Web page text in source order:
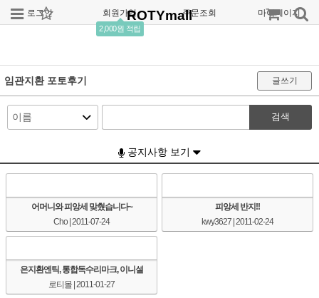
로그인 회원가입
2,000원 적립
주문조회 마이페이지
ROTYmall
임관지환 포토후기 글쓰기
검색
공지사항 보기
어머니와 피앙세 맞췄습니다~
Cho | 2011-07-24
피앙세 반지!!
kwy3627 | 2011-02-24
은지환엔틱, 통합독수리마크, 이니셜
로티몰 | 2011-01-27